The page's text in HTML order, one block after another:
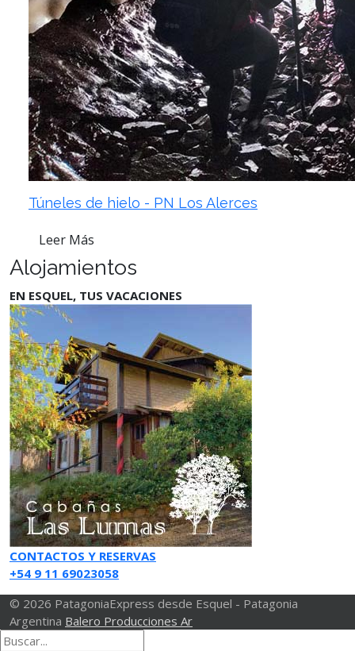
Túneles de hielo - PN Los Alerces
Leer Más
Alojamientos
EN ESQUEL, TUS VACACIONES
CONTACTOS Y RESERVAS
+54 9 11 69023058
© 2026 PatagoniaExpress desde Esquel - Patagonia
Argentina Balero Producciones Ar